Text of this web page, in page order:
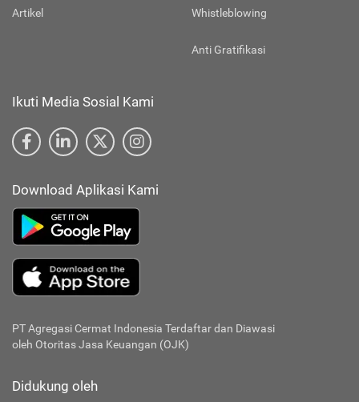
Artikel Whistleblowing
Anti Gratifikasi
Ikuti Media Sosial Kami
Download Aplikasi Kami
PT Agregasi Cermat Indonesia Terdaftar dan Diawasi
oleh Otoritas Jasa Keuangan (OJK)
Didukung oleh